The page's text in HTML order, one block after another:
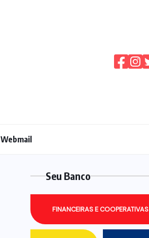
Webmail
Seu Banco
FINANCEIRAS E COOPERATIVAS